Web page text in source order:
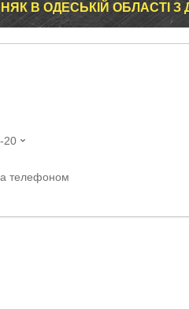
В ОДЕСЬКІЙ ОБЛАСТІ
20
телефоном